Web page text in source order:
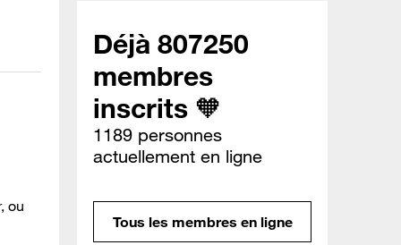
ou
Déjà 807250
membres
inscrits 🧡
1189 personnes
actuellement en ligne
Tous les membres en ligne